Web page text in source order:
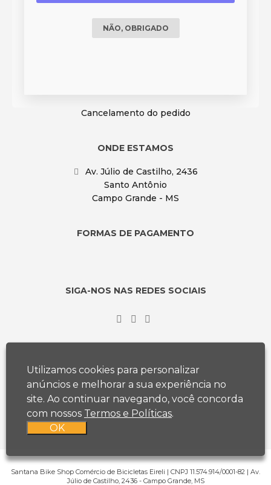
Status do Pedido
Cancelamento do pedido
ONDE ESTAMOS
Av. Júlio de Castilho, 2436
Santo Antônio
Campo Grande - MS
FORMAS DE PAGAMENTO
SIGA-NOS NAS REDES SOCIAIS
Santana Bike Shop Comércio de Bicicletas Eireli | CNPJ 11.574.914/0001-82 | Av.
Júlio de Castilho, 2436 - Campo Grande, MS
Utilizamos cookies para personalizar
anúncios e melhorar a sua experiência no
site. Ao continuar navegando, você concorda
com nossos Termos e Políticas.
OK
NÃO, OBRIGADO